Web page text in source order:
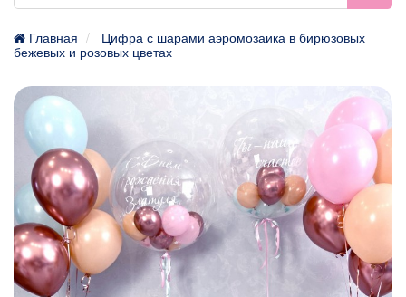
Главная
Цифра с шарами аэромозаика в бирюзовых
бежевых и розовых цветах